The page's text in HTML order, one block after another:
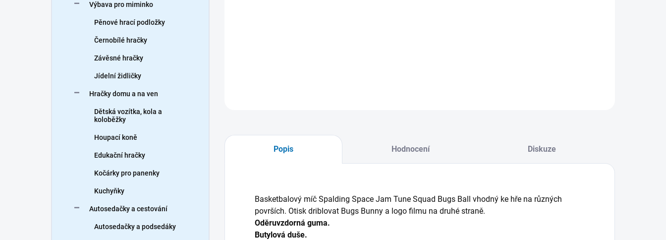
Výbava pro miminko
Pěnové hrací podložky
Černobílé hračky
Závěsné hračky
Jídelní židličky
Hračky domu a na ven
Dětská vozítka, kola a
koloběžky
Houpací koně
Edukační hračky
Kočárky pro panenky
Kuchyňky
Autosedačky a cestování
Autosedačky a podsedáky
Popis Hodnocení Diskuze
Basketbalový míč Spalding Space Jam Tune Squad Bugs Ball vhodný ke hře na různých
površích. Otisk driblovat Bugs Bunny a logo filmu na druhé straně.
Oděruvzdorná guma.
Butylová duše.